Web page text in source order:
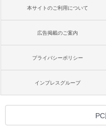
本サイトのご利用について
広告掲載のご案内
プライバシーポリシー
インプレスグループ